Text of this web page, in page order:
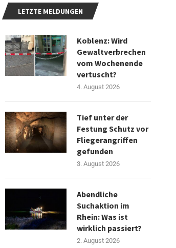
LETZTE MELDUNGEN
Koblenz: Wird
Gewaltverbrechen
vom Wochenende
vertuscht?
4. August 2026
Tief unter der
Festung Schutz vor
Fliegerangriffen
gefunden
3. August 2026
Abendliche
Suchaktion im
Rhein: Was ist
wirklich passiert?
2. August 2026